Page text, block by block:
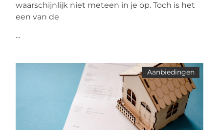
waarschijnlijk niet meteen in je op. Toch is het
een van de
...
Aanbiedingen